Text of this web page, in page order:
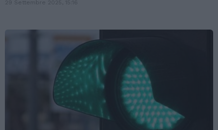
29 Settembre 2025, 15:16